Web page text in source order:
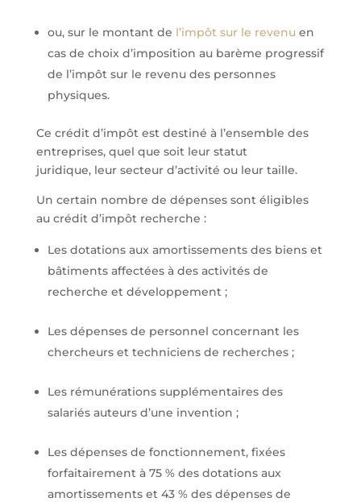
ou, sur le montant de l’impôt sur le revenuen
cas de choix d’imposition au barème progressif
de l’impôt sur le revenu des personnes
physiques.
Ce crédit d’impôt est destiné à l’ensemble des
entreprises, quel que soit leur statut
juridique, leur secteur d’activité ou leur taille.
Un certain nombre de dépenses sont éligibles
au crédit d’impôt recherche :
Les dotations aux amortissements des biens et
bâtiments affectées à des activités de
recherche et développement ;
Les dépenses de personnel concernant les
chercheurs et techniciens de recherches ;
Les rémunérations supplémentaires des
salariés auteurs d’une invention ;
Les dépenses de fonctionnement, fixées
forfaitairement à 75 % des dotations aux
amortissements et 43 % des dépenses de